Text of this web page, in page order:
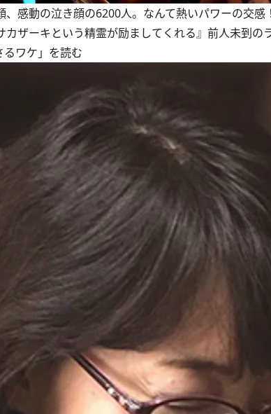
感動の泣き顔の6200人。なんて熱いパワーの交感
カザーキという精霊が励ましてくれる』前人未到
るワケ」を読む